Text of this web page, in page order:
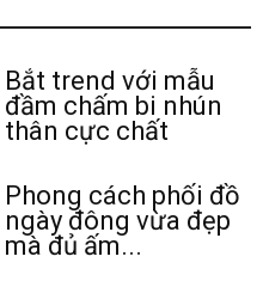
Bắt trend với mẫu
đầm chấm bi nhún
thân cực chất
Phong cách phối đồ
ngày đông vừa đẹp
mà đủ ấm...